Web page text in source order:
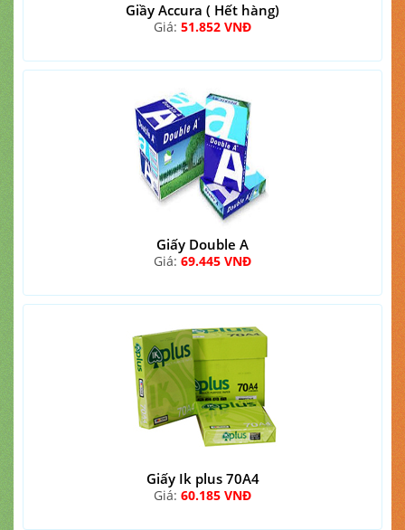
Giầy Accura ( Hết hàng)
Giá: 51.852 VNĐ
Giấy Double A
Giá: 69.445 VNĐ
Giấy Ik plus 70A4
Giá: 60.185 VNĐ